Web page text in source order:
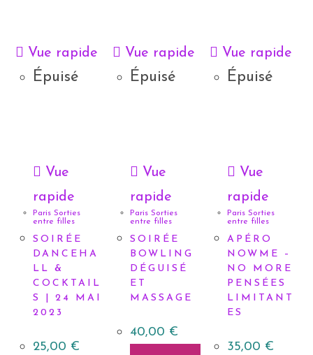
Vue rapide
Épuisé
Vue
rapide
Paris Sorties
entre filles
SOIRÉE
DANCEHA
LL &
COCKTAIL
S | 24 MAI
2023
25,00 €
Vue rapide
Épuisé
Vue
rapide
Paris Sorties
entre filles
SOIRÉE
BOWLING
DÉGUISÉ
ET
MASSAGE
40,00 €
Vue rapide
Épuisé
Vue
rapide
Paris Sorties
entre filles
APÉRO
NOWME –
NO MORE
PENSÉES
LIMITANT
ES
35,00 €